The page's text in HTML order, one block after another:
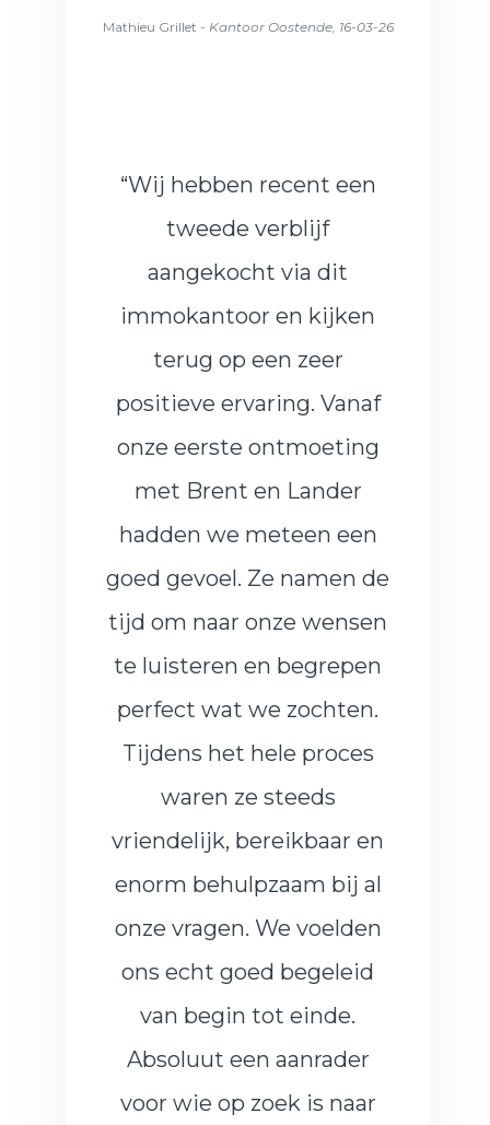
Mathieu Grillet - Kantoor Oostende, 16-03-26
“Wij hebben recent een
tweede verblijf
aangekocht via dit
immokantoor en kijken
terug op een zeer
positieve ervaring. Vanaf
onze eerste ontmoeting
met Brent en Lander
hadden we meteen een
goed gevoel. Ze namen de
tijd om naar onze wensen
te luisteren en begrepen
perfect wat we zochten.
Tijdens het hele proces
waren ze steeds
vriendelijk, bereikbaar en
enorm behulpzaam bij al
onze vragen. We voelden
ons echt goed begeleid
van begin tot einde.
Absoluut een aanrader
voor wie op zoek is naar